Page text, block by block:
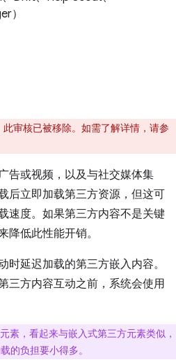
）
此审核已被移除。如需了解详情，请参
告或视频，以及与社交媒体集
后立即加载第三方资源，但这可
速度。如果第三方内容不是关键
降低此性能开销。
时延迟加载的第三方嵌入内容。
三方内容互动之前，系统会使用
素，看起来与嵌入式第三方元素类似，
的负担要小得多。